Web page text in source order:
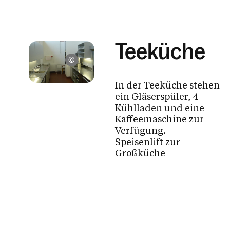
Pfarre St. Christoph, Dornbirn
Teeküche
In der Teeküche stehen
ein Gläserspüler, 4
Kühlladen und eine
Kaffeemaschine zur
Verfügung.
Speisenlift zur
Großküche